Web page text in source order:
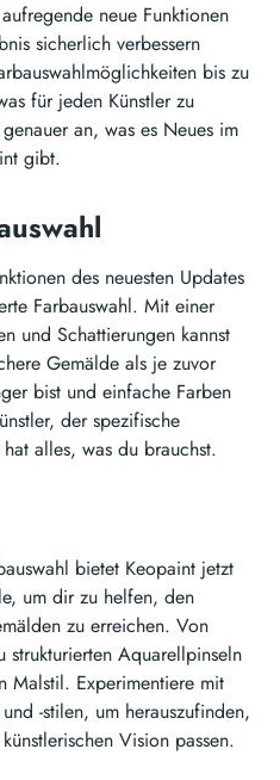
neue Funktionen
sicherlich verbessern
bis zu
für jeden Künstler zu
an, was es Neues im
gibt.
des neuesten Updates
Farbauswahl. Mit einer
und Schattierungen kannst
Gemälde als je zuvor
bist und einfache Farben
der spezifische
alles, was du brauchst.
bietet Keopaint jetzt
um dir zu helfen, den
zu erreichen. Von
strukturierten Aquarellpinseln
Malstil. Experimentiere mit
-stilen, um herauszufinden,
Vision passen.